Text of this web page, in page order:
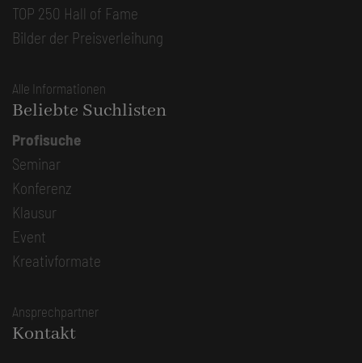
TOP 250 Hall of Fame
Bilder der Preisverleihung
Alle Informationen
Beliebte Suchlisten
Profisuche
Seminar
Konferenz
Klausur
Event
Kreativformate
Ansprechpartner
Kontakt